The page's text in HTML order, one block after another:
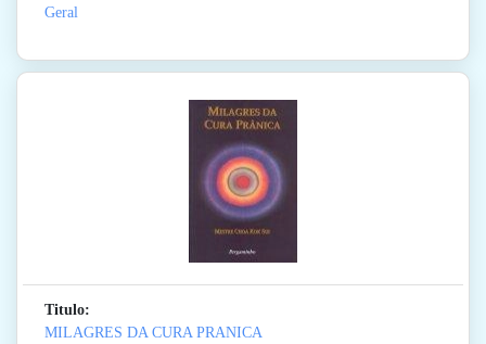
Geral
Titulo:
MILAGRES DA CURA PRANICA